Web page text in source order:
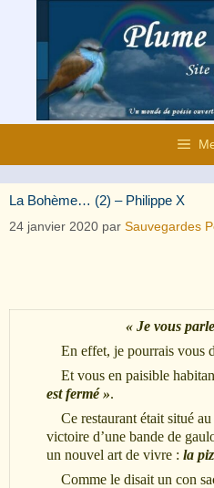
contenu
La Bohème… (2) – Philippe X
24 janvier 2020 par Sauvegardes
« Je vous
En effet, je pourrais vous
Et vous en paisible
est fermé ».
Ce restaurant était situé au
victoire d’une bande de
un nouvel art de vivre : la
Comme le disait un con